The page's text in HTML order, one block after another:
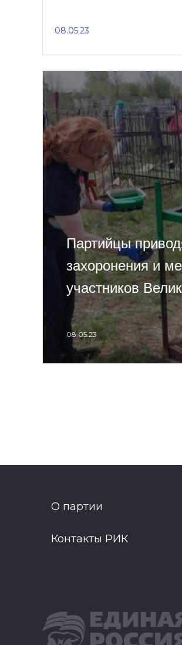
08.05.23
Партийцы
захоронения и
участников
08.05.23
О партии
Контакты РИК